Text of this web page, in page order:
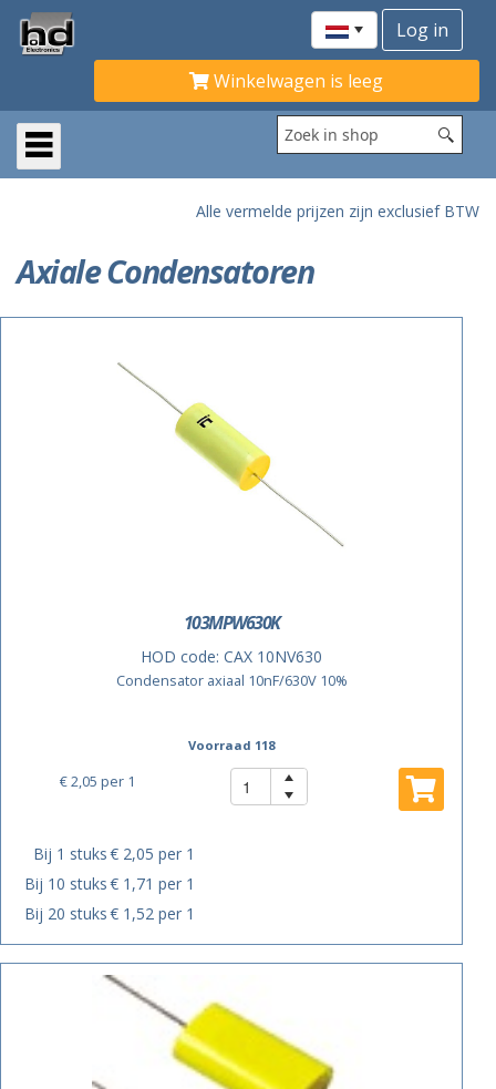
Winkelwagen is leeg
Alle vermelde prijzen zijn exclusief BTW
Axiale Condensatoren
103MPW630K
HOD code: CAX 10NV630
Condensator axiaal 10nF/630V 10%
Voorraad 118
€ 2,05 per 1
Bij 1 stuks€ 2,05 per 1
Bij 10 stuks€ 1,71 per 1
Bij 20 stuks€ 1,52 per 1